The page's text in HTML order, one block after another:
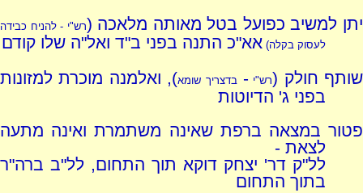
יתן למשיב כפועל בטל מאותה מלאכה (רש"י - להניח כבידה
לעסוק בקלה) אא"כ התנה בפני ב"ד ואל"ה שלו קודם
שותף חולק (רש"י -בדצריך שומא), ואלמנה מוכרת למזונות
בפני ג' הדיוטות
פטור במצאה ברפת שאינה משתמרת ואינה מתעה
לצאת -
לל"ק דר' יצחק דוקא תוך התחום, לל"ב ברה"ר
בתוך התחום